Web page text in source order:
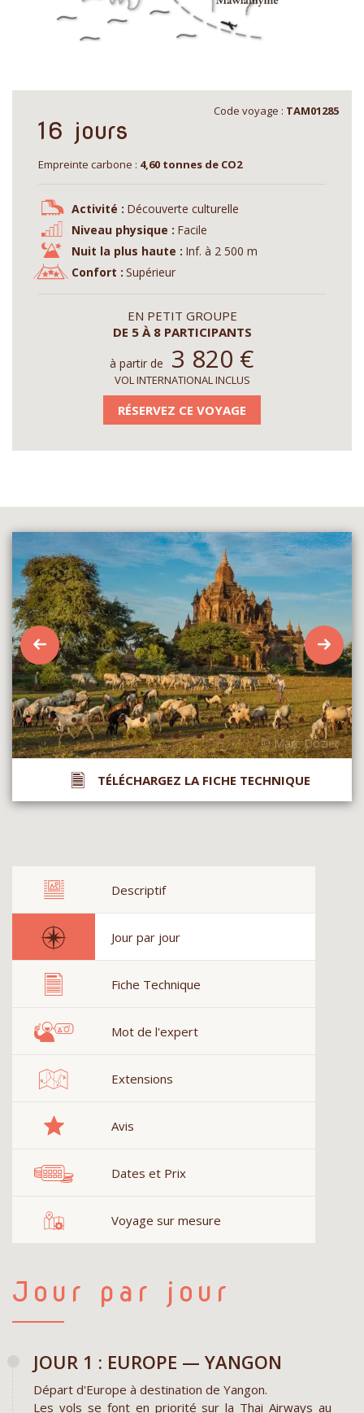
Code voyage : TAM01285
16 jours
Empreinte carbone : 4,60 tonnes de CO2
Activité : Découverte culturelle
Niveau physique : Facile
Nuit la plus haute : Inf. à 2 500 m
Confort : Supérieur
EN PETIT GROUPE
DE 5 À 8 PARTICIPANTS
à partir de 3 820 €
VOL INTERNATIONAL INCLUS
RÉSERVEZ CE VOYAGE
TÉLÉCHARGEZ LA FICHE TECHNIQUE
Descriptif
Jour par jour
Fiche Technique
Mot de l'expert
Extensions
Avis
Dates et Prix
Voyage sur mesure
Jour par jour
JOUR 1 : EUROPE — YANGON
Départ d'Europe à destination de Yangon.
Les vols se font en priorité sur la Thai Airways au